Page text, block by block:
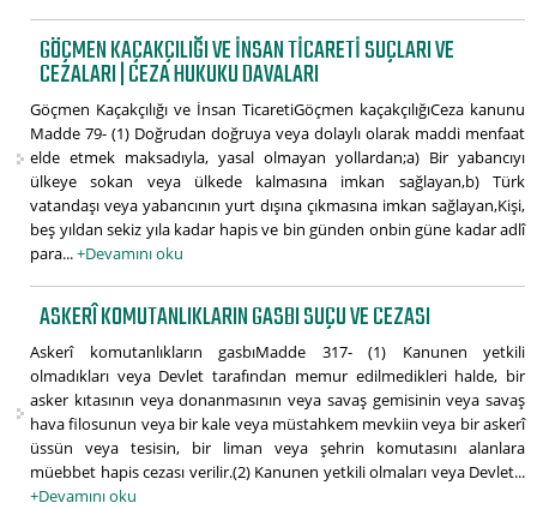
GÖÇMEN KAÇAKÇILIĞI VE İNSAN TICARETI SUÇLARI VE
CEZALARI | CEZA HUKUKU DAVALARI
Göçmen Kaçakçılığı ve İnsan TicaretiGöçmen kaçakçılığıCeza kanunu
Madde 79- (1) Doğrudan doğruya veya dolaylı olarak maddi menfaat
elde etmek maksadıyla, yasal olmayan yollardan;a) Bir yabancıyı
ülkeye sokan veya ülkede kalmasına imkan sağlayan,b) Türk
vatandaşı veya yabancının yurt dışına çıkmasına imkan sağlayan,Kişi,
beş yıldan sekiz yıla kadar hapis ve bin günden onbin güne kadar adlî
para...+Devamını oku
ASKERÎ KOMUTANLIKLARIN GASBI SUÇU VE CEZASI
Askerî komutanlıkların gasbıMadde 317- (1) Kanunen yetkili
olmadıkları veya Devlet tarafından memur edilmedikleri halde, bir
asker kıtasının veya donanmasının veya savaş gemisinin veya savaş
hava filosunun veya bir kale veya müstahkem mevkiin veya bir askerî
üssün veya tesisin, bir liman veya şehrin komutasını alanlara
müebbet hapis cezası verilir.(2) Kanunen yetkili olmaları veya Devlet...
+Devamını oku